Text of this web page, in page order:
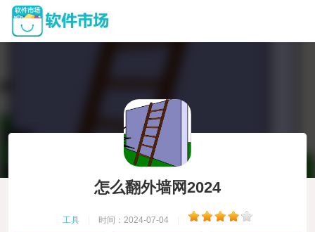
怎么翻外墙网2024
工具 时间：2024-07-04